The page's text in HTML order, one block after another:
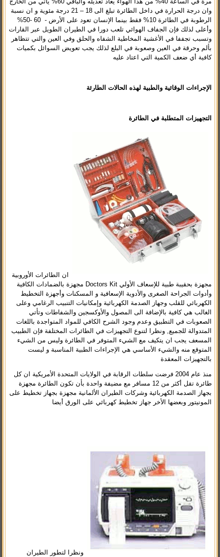
وان درجة الحرارة في داخل الطائرة تبلغ الى 18 – 21 درجة مئوية و ان نسبة
الرطوبة في الطائرة 10% فقط بينما الإنسان تعود على الأرض - 60 -50%
وأعلى لذلك فإن الجفاف الهوائي تلعب دورا في الطيران الطويل عبر القارات
وتسبب تجففا في الأغشية المخاطية الشفاه والحلق وفي العين والتي تتظاهر
بألم وحرقة في العين وصعوبة في البلع لذلك يجب تعويض السوائل بكميات
كافية أي ضعف الكمية التي اعتاد عليه
الإجراءات الوقائية والطبية لهذه الحالات الطارئة
التجهيزات المتطلبة في الطائرة
ان الطائرات الأوروبية
مجهزة بحقيبة طبية للإسعاف الأولي Doctors Kit مجهزة بالضمادات الكافية
وأدوات الجراحة الصغرى والأدوية الإسعافية و المسكنات وأجهزة التخطيط
الكهربائي للقلب وجهاز الصدمة الكهربائية وإمكانيات التنبيب الرغامي وعلى
الغالب هي كافية بالإضافة الى المصول والأوكسجين والشفاطات وتأتي
الصعوبات في التطبيق وعدم وجود الشرح الكافي للمواد المتواجدة باللغات
المتدوالة للجميع, ونظرا لتنوع التجهيزات في الطائرات المختلفة فإن الطبيب
المسعف يجب ان يتكيف مع الشيء المتوفر في الطائرة وليس من الشيء
المتوقع منه والشيء الأساسي هي الإجراءات الطبية المناسبة و ليست
بالتجهيزات المعقدة
منذ عام 2004 فرضت سلطات الرقابة في الولايات المتحدة الأمريكية ان كل
طائرة تقل أكثر من 12 مسافر مع مضيفة واحدة بأن تكون الطائرة مجهزة
بجهاز الصدمة الكهربائية وشركات الطيران الألمانية مجهزة بجهاز تخطيط على
المونيتور وبعضها الأخر جهاز تخطيط كهربائي على الورق أيضا
ونظرا لتطور الطيران